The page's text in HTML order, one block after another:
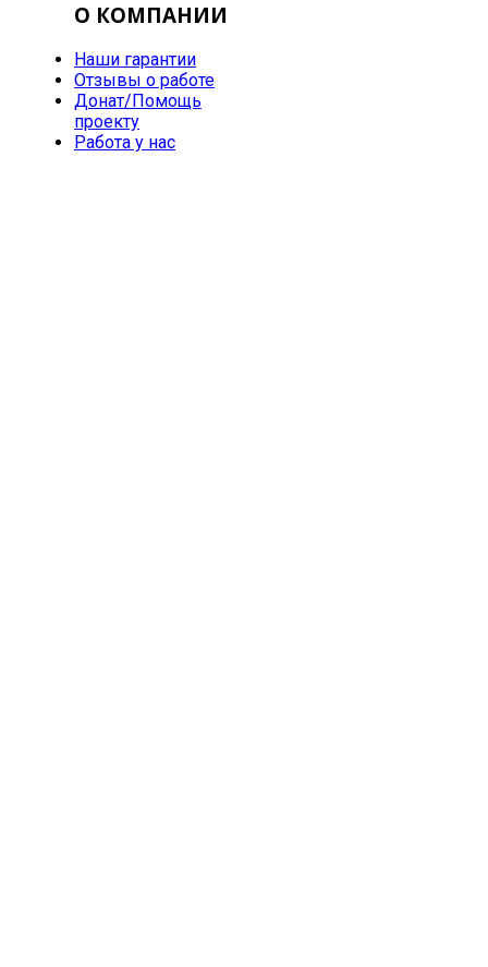
О КОМПАНИИ
Наши гарантии
Отзывы о работе
Донат/Помощь
проекту
Работа у нас